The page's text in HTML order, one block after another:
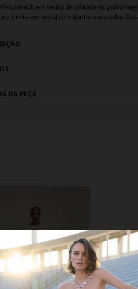
em tecido de alfaiataria,
fivela em metal com banho ouro velho.
DA PEÇA